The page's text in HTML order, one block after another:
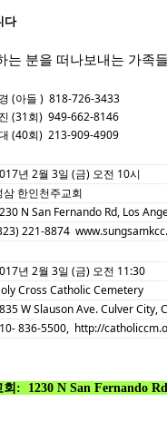
다
는 분을 떠나보내는 가족
(아들 ) 818-726-3433
(31회) 949-662-8146
(40회) 213-909-4909
년 2월 3일 (금) 오전 10시
삼 한인천주교회
N San Fernando Rd, Los
221-8874
년 2월 3일 (금) 오전 11:30
Cross Catholic Cemetery
W Slauson Ave.Culver City,
836-5500, http://
: 1230 N San Fernando